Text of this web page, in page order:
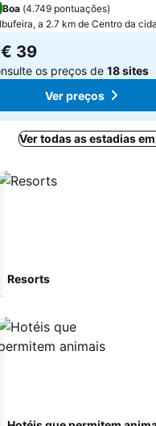
Boa (4.749 pontuações)
a 2.7 km de Centro da
€ 39
os preços de 18 sites
Ver preços
Ver todas as estadias
Resorts